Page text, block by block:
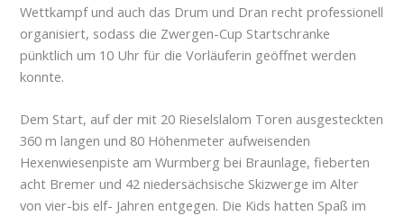
Wettkampf und auch das Drum und Dran recht professionell
organisiert, sodass die Zwergen-Cup Startschranke
pünktlich um 10 Uhr für die Vorläuferin geöffnet werden
konnte.
Dem Start, auf der mit 20 Rieselslalom Toren ausgesteckten
360 m langen und 80 Höhenmeter aufweisenden
Hexenwiesenpiste am Wurmberg bei Braunlage, fieberten
acht Bremer und 42 niedersächsische Skizwerge im Alter
von vier-bis elf- Jahren entgegen. Die Kids hatten Spaß im